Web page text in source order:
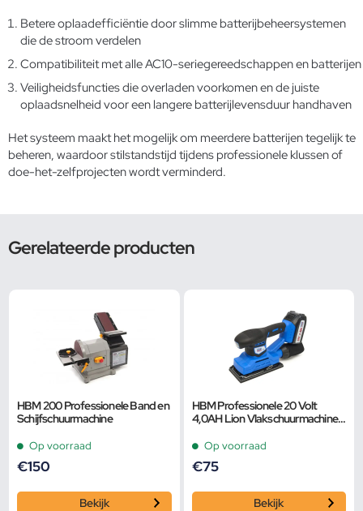
Betere oplaadefficiëntie door slimme batterijbeheersystemen
die de stroom verdelen
Compatibiliteit met alle AC10-seriegereedschappen en batterijen
Veiligheidsfuncties die overladen voorkomen en de juiste
oplaadsnelheid voor een langere batterijlevensduur handhaven
Het systeem maakt het mogelijk om meerdere batterijen tegelijk te
beheren, waardoor stilstandstijd tijdens professionele klussen of
doe-het-zelfprojecten wordt verminderd.
Gerelateerde producten
HBM 200 Professionele Band en
Schijfschuurmachine
Op voorraad
€150
Bekijk
HBM Professionele 20 Volt
4,0AH Lion Vlakschuurmachine
Schuurvellen
Op voorraad
€75
Bekijk